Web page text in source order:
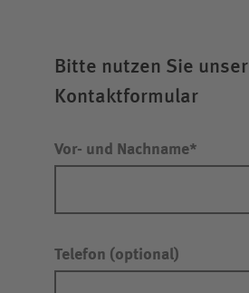
Bitte nutzen Sie unser
Kontaktformular
Vor- und Nachname
Telefon
Erneut versuchen